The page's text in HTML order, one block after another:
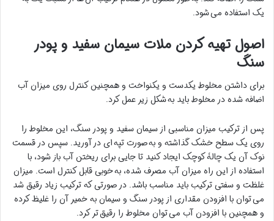
یک استفاده می شود.
اصول تهیه کردن ملات سیمان سفید و پودر
سنگ
برای داشتن مخلوط یکدست و یکنواخت و همچنین کنترل روی میزان آب
اضافه شده در مخلوط باید به شکل زیر عمل کرد.
پس از ترکیب میزان مناسبی از سیمان سفید و پودر سنگ، این مخلوط را
روی یک سطح خشک گذاشته و به صورت تپه ای در آورید. سپس در قسمت
نوک آن یک چالۀ کوچک ایجاد کنید تا جایی برای ریختن آب باز شود، با
استفاده از این راه میزان آب مصرف شده، به خوبی قابل کنترل است. میزان
غلظت و سفتی ترکیب باید مناسب باشد. در صورتی که ترکیب زیاد رقیق شد
می توان با افزودن مقداری از پودر سنگ و سیمان به خمیر آن را غلیظ کرده
و همچنین با افزودن آب می توان مخلوط را رقیق تر کرد.